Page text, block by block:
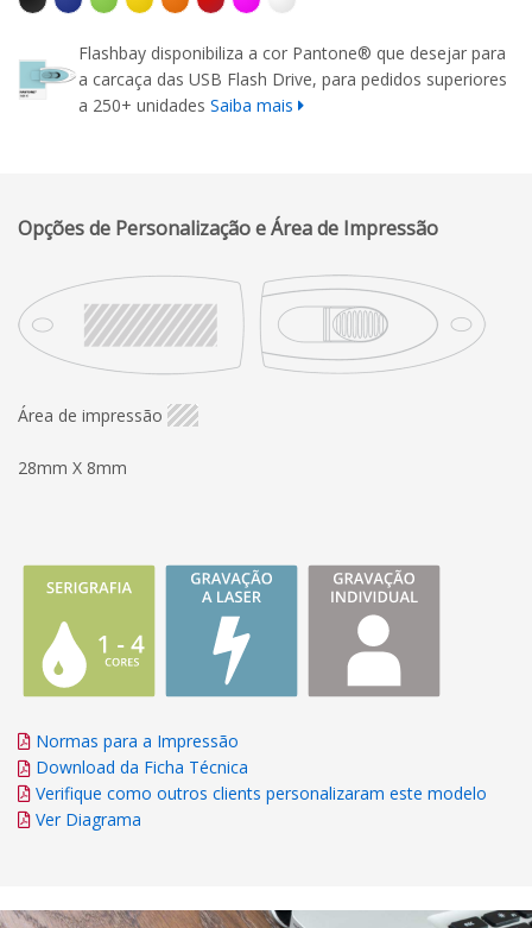
Flashbay disponibiliza a cor Pantone® que desejar para
a carcaça das USB Flash Drive, para pedidos superiores
a 250+ unidadesSaiba mais
Opções de Personalização e Área de Impressão
Área de impressão
28mm X 8mm
Normas para a Impressão
Download da Ficha Técnica
Verifique como outros clients personalizaram este modelo
Ver Diagrama